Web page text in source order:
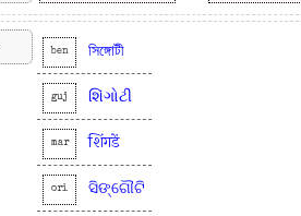
ben সিঙ্গোটী
guj શિંગોટી
mar शिंगडें
ori ସିଙ୍ଗୌଟି